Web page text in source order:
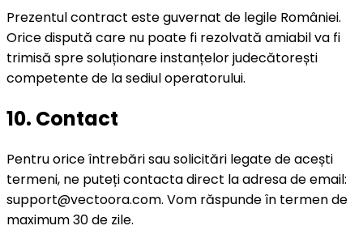
Prezentul contract este guvernat de legile României.
Orice dispută care nu poate fi rezolvată amiabil va fi
trimisă spre soluționare instanțelor judecătorești
competente de la sediul operatorului.
10. Contact
Pentru orice întrebări sau solicitări legate de acești
termeni, ne puteți contacta direct la adresa de email:
support@vectoora.com. Vom răspunde în termen de
maximum 30 de zile.